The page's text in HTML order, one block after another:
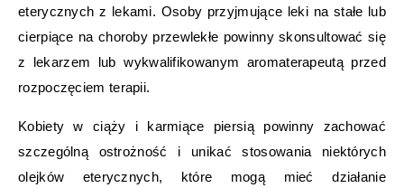
eterycznych z lekami. Osoby przyjmujące leki na stałe lub
cierpiące na choroby przewlekłe powinny skonsultować się
z lekarzem lub wykwalifikowanym aromaterapeutą przed
rozpoczęciem terapii.
Kobiety w ciąży i karmiące piersią powinny zachować
szczególną ostrożność i unikać stosowania niektórych
olejków eterycznych, które mogą mieć działanie